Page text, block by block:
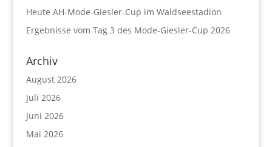
Heute AH-Mode-Giesler-Cup im Waldseestadion
Ergebnisse vom Tag 3 des Mode-Giesler-Cup 2026
Archiv
August 2026
Juli 2026
Juni 2026
Mai 2026